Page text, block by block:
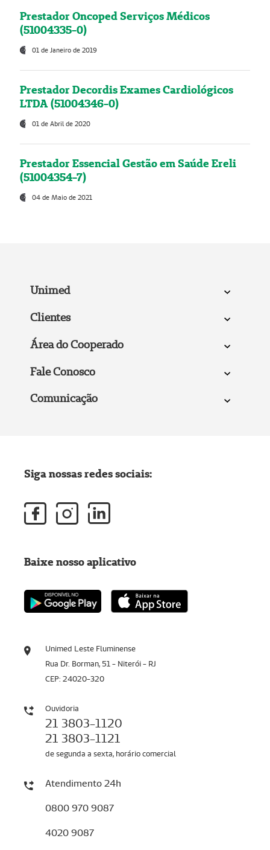
Prestador Oncoped Serviços Médicos
(51004335-0)
01 de Janeiro de 2019
Prestador Decordis Exames Cardiológicos
LTDA (51004346-0)
01 de Abril de 2020
Prestador Essencial Gestão em Saúde Ereli
(51004354-7)
04 de Maio de 2021
Unimed
Clientes
Área do Cooperado
Fale Conosco
Comunicação
Unimed Leste Fluminense
Rua Dr. Borman, 51 - Niterói - RJ
CEP: 24020-320
Ouvidoria
21 3803-1120
21 3803-1121
de segunda a sexta, horário comercial
Atendimento 24h
0800 970 9087
4020 9087
Siga nossas redes sociais:
Baixe nosso aplicativo